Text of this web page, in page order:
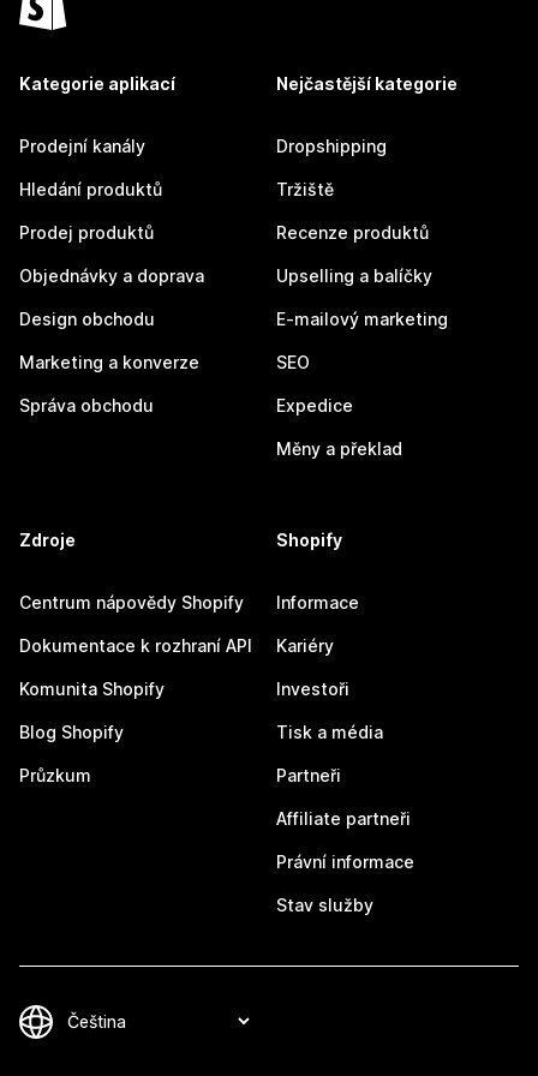
Kategorie aplikací
Prodejní kanály
Hledání produktů
Prodej produktů
Objednávky a doprava
Design obchodu
Marketing a konverze
Správa obchodu
Nejčastější kategorie
Dropshipping
Tržiště
Recenze produktů
Upselling a balíčky
E-mailový marketing
SEO
Expedice
Měny a překlad
Zdroje
Centrum nápovědy Shopify
Dokumentace k rozhraní API
Komunita Shopify
Blog Shopify
Průzkum
Shopify
Informace
Kariéry
Investoři
Tisk a média
Partneři
Affiliate partneři
Právní informace
Stav služby